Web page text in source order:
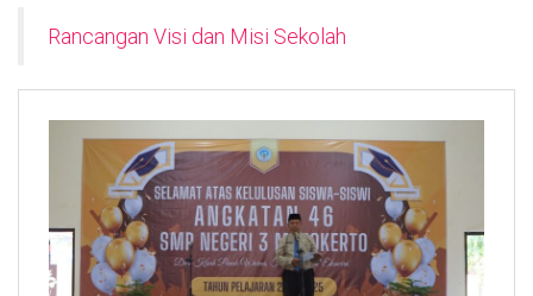
Rancangan Visi dan Misi Sekolah